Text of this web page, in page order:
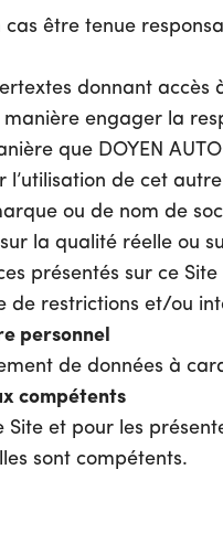
cas être tenue
donnant accès
engager la
que DOYEN
de cet
ou de nom de
la qualité réelle ou
présentés sur ce
de restrictions et/ou
personnel
de données à
compétents
Site et pour les
sont compétents.